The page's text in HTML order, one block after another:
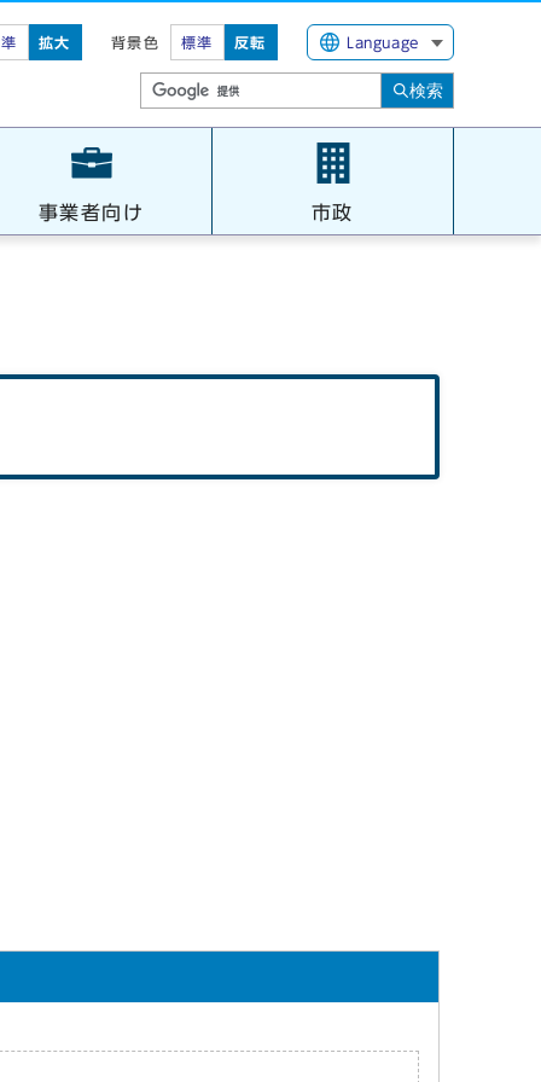
拡大 背景色 標準 反転 Language
検索
事業者向け 市政